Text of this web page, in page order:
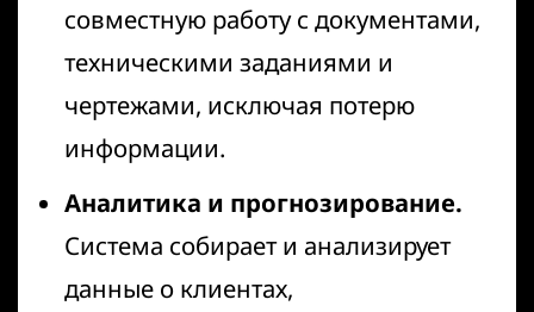
совместную работу с документами,
техническими заданиями и
чертежами, исключая потерю
информации.
Аналитика и прогнозирование.
Система собирает и анализирует
данные о клиентах,